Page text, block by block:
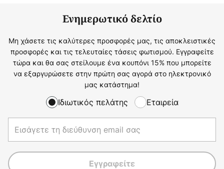
Ενημερωτικό δελτίο
Μη χάσετε τις καλύτερες προσφορές μας, τις αποκλειστικές
προσφορές και τις τελευταίες τάσεις φωτισμού. Εγγραφείτε
τώρα και θα σας στείλουμε ένα κουπόνι 15% που μπορείτε
να εξαργυρώσετε στην πρώτη σας αγορά στο ηλεκτρονικό
μας κατάστημα!
Ιδιωτικός πελάτης Εταιρεία
Εγγραφείτε